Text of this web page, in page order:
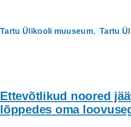
Tartu Ülikooli muuseum Tartu
Ettevõtlikud noored
lõppedes oma